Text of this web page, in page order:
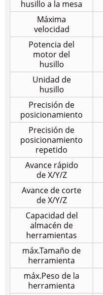
husillo a la mesa
Máxima
velocidad
Potencia del
motor del
husillo
Unidad de
husillo
Precisión de
posicionamiento
Precisión de
posicionamiento
repetido
Avance rápido
de X/Y/Z
Avance de corte
de X/Y/Z
Capacidad del
almacén de
herramientas
máx.Tamaño de
herramienta
máx.Peso de la
herramienta